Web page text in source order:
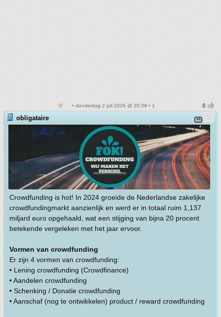
• donderdag 2 juli 2026 @ 20:39 • 1
obligataire
Crowdfunding is hot! In 2024 groeide de Nederlandse zakelijke
crowdfundingmarkt aanzienlijk en werd er in totaal ruim 1,137
miljard euro opgehaald, wat een stijging van bijna 20 procent
betekende vergeleken met het jaar ervoor.
Vormen van crowdfunding
Er zijn 4 vormen van crowdfunding:
• Lening crowdfunding (Crowdfinance)
• Aandelen crowdfunding
• Schenking / Donatie crowdfunding
• Aanschaf (nog te ontwikkelen) product / reward crowdfunding